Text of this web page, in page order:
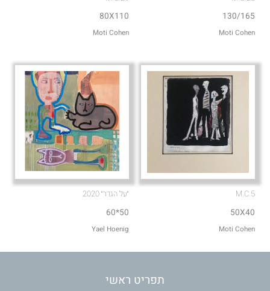
130/165
Moti Cohen
80X110
Moti Cohen
M.C.5
50X40
Moti Cohen
״על הגדר״ 2020
50*60
Yael Hoenig‏
תפריט ראשי